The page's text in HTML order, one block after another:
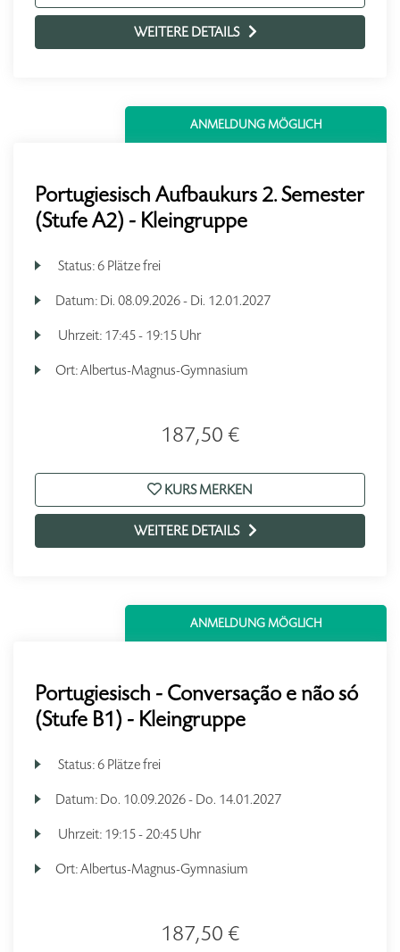
WEITERE DETAILS
ANMELDUNG MÖGLICH
Portugiesisch Aufbaukurs 2. Semester
(Stufe A2) - Kleingruppe
Status:6 Plätze frei
Datum: Di. 08.09.2026 - Di. 12.01.2027
Uhrzeit: 17:45 - 19:15 Uhr
Ort:Albertus-Magnus-Gymnasium
187,50 €
KURS MERKEN
WEITERE DETAILS
ANMELDUNG MÖGLICH
Portugiesisch - Conversação e não só
(Stufe B1) - Kleingruppe
Status:6 Plätze frei
Datum: Do. 10.09.2026 - Do. 14.01.2027
Uhrzeit: 19:15 - 20:45 Uhr
Ort:Albertus-Magnus-Gymnasium
187,50 €